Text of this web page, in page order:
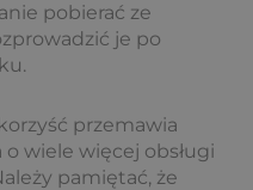
pobierać ze
je po
przemawia
wiele więcej obsługi
pamiętać, że